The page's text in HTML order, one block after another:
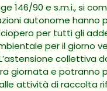
146/90 e s.m.i., si
autonome hanno
per tutti gli
per il giorno
collettiva
giornata e potranno
attività di raccolta